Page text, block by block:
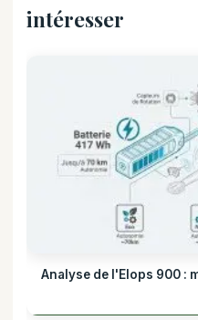
intéresser
Analyse de l'Elops 900 :